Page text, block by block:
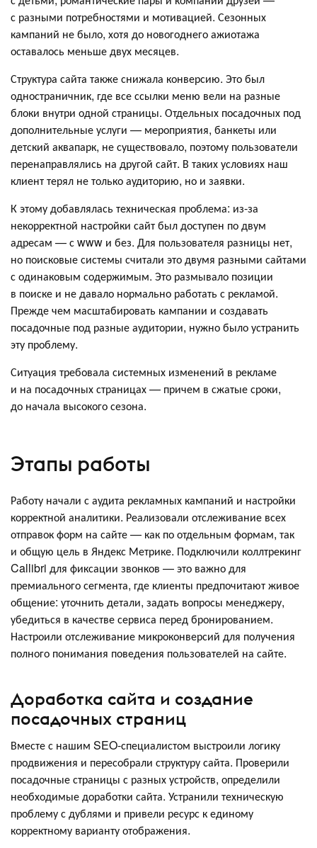
с разными потребностями и мотивацией. Сезонных
кампаний не было, хотя до новогоднего ажиотажа
оставалось меньше двух месяцев.
Структура сайта также снижала конверсию. Это был
одностраничник, где все ссылки меню вели на разные
блоки внутри одной страницы. Отдельных посадочных под
дополнительные услуги — мероприятия, банкеты или
детский аквапарк, не существовало, поэтому пользователи
перенаправлялись на другой сайт. В таких условиях наш
клиент терял не только аудиторию, но и заявки.
К этому добавлялась техническая проблема: из-за
некорректной настройки сайт был доступен по двум
адресам — с www и без. Для пользователя разницы нет,
но поисковые системы считали это двумя разными сайтами
с одинаковым содержимым. Это размывало позиции
в поиске и не давало нормально работать с рекламой.
Прежде чем масштабировать кампании и создавать
посадочные под разные аудитории, нужно было устранить
эту проблему.
Ситуация требовала системных изменений в рекламе
и на посадочных страницах — причем в сжатые сроки,
до начала высокого сезона.
Этапы работы
Работу начали с аудита рекламных кампаний и настройки
корректной аналитики. Реализовали отслеживание всех
отправок форм на сайте — как по отдельным формам, так
и общую цель в Яндекс Метрике. Подключили коллтрекинг
Callibri для фиксации звонков — это важно для
премиального сегмента, где клиенты предпочитают живое
общение: уточнить детали, задать вопросы менеджеру,
убедиться в качестве сервиса перед бронированием.
Настроили отслеживание микроконверсий для получения
полного понимания поведения пользователей на сайте.
Доработка сайта и создание
посадочных страниц
Вместе с нашим SEO-специалистом выстроили логику
продвижения и пересобрали структуру сайта. Проверили
посадочные страницы с разных устройств, определили
необходимые доработки сайта. Устранили техническую
проблему с дублями и привели ресурс к единому
корректному варианту отображения.